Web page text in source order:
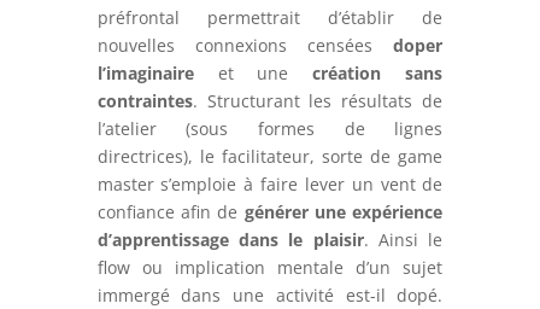
préfrontal permettrait d’établir de
nouvelles connexions censéesdoper
l’imaginaireet unecréation sans
contraintes. Structurant les résultats de
l’atelier (sous formes de lignes
directrices), le facilitateur, sorte de game
master s’emploie à faire lever un vent de
confiance afin de générer une expérience
d’apprentissage dans le plaisir. Ainsi le
flow ou implication mentale d’un sujet
immergé dans une activité est-il dopé.